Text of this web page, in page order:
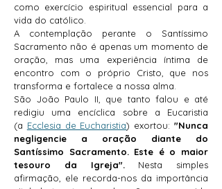
como exercício espiritual essencial para a
vida do católico.
A contemplação perante o Santíssimo
Sacramento não é apenas um momento de
oração, mas uma experiência íntima de
encontro com o próprio Cristo, que nos
transforma e fortalece a nossa alma.
São João Paulo II, que tanto falou e até
redigiu uma encíclica sobre a Eucaristia
(a Ecclesia de Eucharistia) exortou:"Nunca
negligencie a oração diante do
Santíssimo Sacramento. Este é o maior
tesouro da Igreja".Nesta simples
afirmação, ele recorda-nos da importância